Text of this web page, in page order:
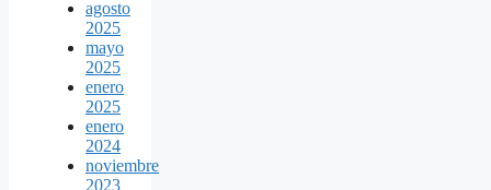
agosto
2025
mayo
2025
enero
2025
enero
2024
noviembre
2023